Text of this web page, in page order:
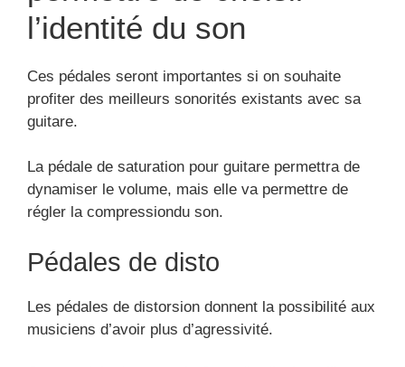
Les pédales de distorsion donnent la possibilité aux
musiciens d’avoir plus d’agressivité.
Cette pédale de saturation] est d’ordinaire utilisée
pendant les concerts de :
Metal
Blues
Rock
Une pédale d’effet de guitare de fuzz demeure